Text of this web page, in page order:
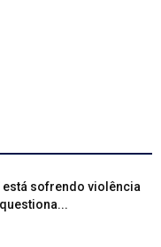
está sofrendo violência